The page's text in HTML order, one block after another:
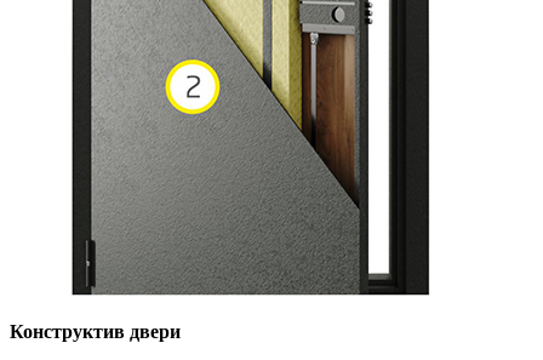
Конструктив двери